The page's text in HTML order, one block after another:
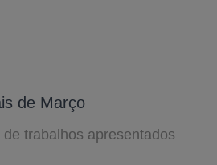
de Março
trabalhos apresentados